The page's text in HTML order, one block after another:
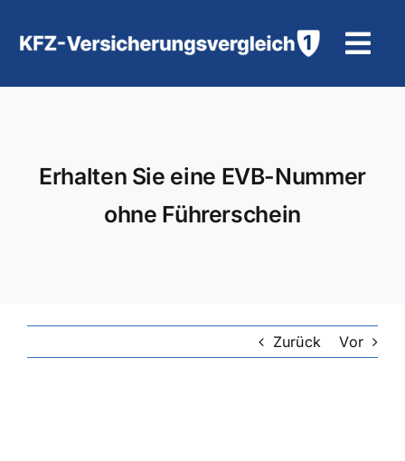
Inhalt
Hilfe und Kontakt
Erhalten Sie eine EVB-Nummer
ohne Führerschein
Zurück Vor